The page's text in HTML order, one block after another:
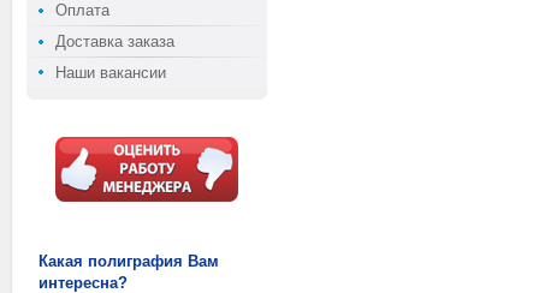
Оплата
Доставка заказа
Наши вакансии
Какая полиграфия Вам
интересна?